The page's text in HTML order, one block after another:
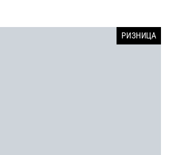
РИЗНИЦА